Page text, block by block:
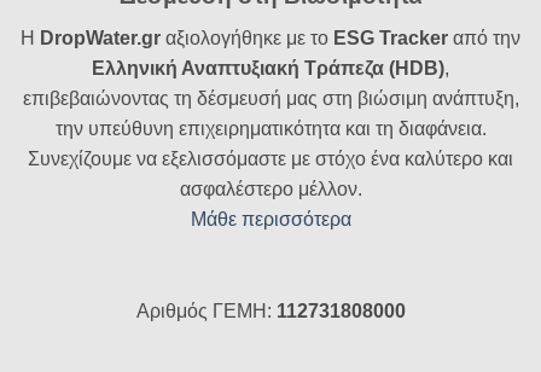
Η DropWater.gr αξιολογήθηκε με το ESG Tracker από την
Ελληνική Αναπτυξιακή Τράπεζα (HDB),
επιβεβαιώνοντας τη δέσμευσή μας στη βιώσιμη ανάπτυξη,
την υπεύθυνη επιχειρηματικότητα και τη διαφάνεια.
Συνεχίζουμε να εξελισσόμαστε με στόχο ένα καλύτερο και
ασφαλέστερο μέλλον.
Μάθε περισσότερα
Αριθμός ΓΕΜΗ: 112731808000